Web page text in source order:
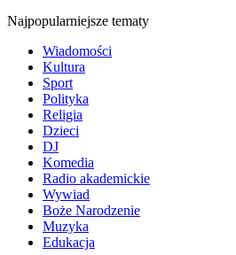
Najpopularniejsze tematy
Wiadomości
Kultura
Sport
Polityka
Religia
Dzieci
DJ
Komedia
Radio akademickie
Wywiad
Boże Narodzenie
Muzyka
Edukacja